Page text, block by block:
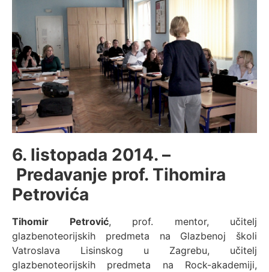
6. listopada 2014. –
Predavanje prof. Tihomira
Petrovića
Tihomir Petrović, prof. mentor, učitelj
glazbenoteorijskih predmeta na Glazbenoj školi
Vatroslava Lisinskog u Zagrebu, učitelj
glazbenoteorijskih predmeta na Rock-akademiji,